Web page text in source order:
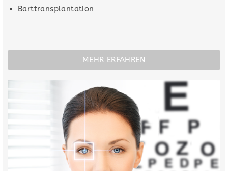
Barttransplantation
MEHR ERFAHREN